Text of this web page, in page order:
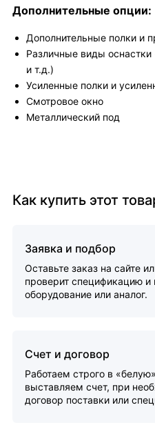
Дополнительные опции:
Дополнительные полки и
Различные виды
и т.д.)
Усиленные полки и
Смотровое окно
Металлический под
Как купить этот
Заявка и подбор
Оставьте заказ на сайте
проверит спецификацию
оборудование или аналог.
Счет и договор
Работаем строго в
выставляем счет, при
договор поставки или